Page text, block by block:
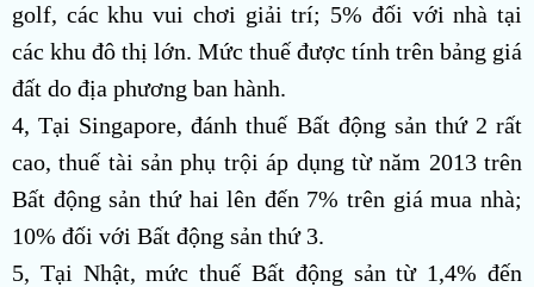
golf, các khu vui chơi giải trí; 5% đối với nhà tại
các khu đô thị lớn. Mức thuế được tính trên bảng giá
đất do địa phương ban hành.
4, Tại Singapore, đánh thuế Bất động sản thứ 2 rất
cao, thuế tài sản phụ trội áp dụng từ năm 2013 trên
Bất động sản thứ hai lên đến 7% trên giá mua nhà;
10% đối với Bất động sản thứ 3.
5, Tại Nhật, mức thuế Bất động sản từ 1,4% đến